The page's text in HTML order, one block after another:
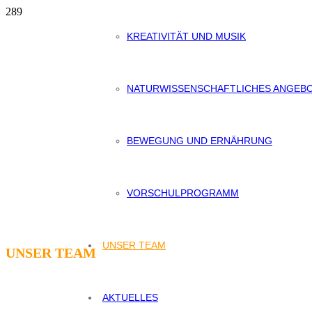
KREATIVITÄT UND MUSIK
NATURWISSENSCHAFTLICHES
BEWEGUNG UND ERNÄHRUNG
VORSCHULPROGRAMM
UNSER TEAM
AKTUELLES
UNSER TEAM